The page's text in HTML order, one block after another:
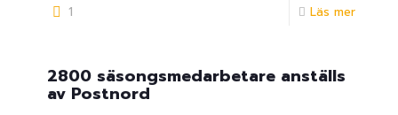
1 Läs mer
2800 säsongsmedarbetare anställs
av Postnord